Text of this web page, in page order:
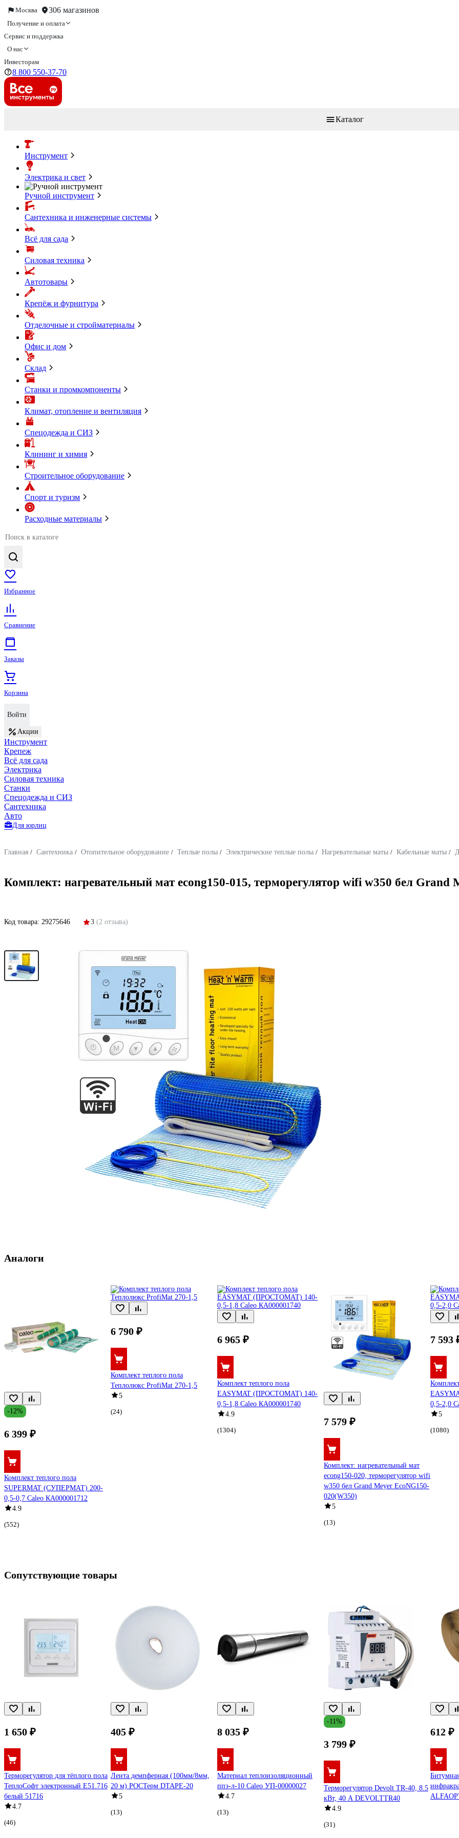
Москва 306 магазинов
Получение и оплата
Сервис и поддержка
О нас
Инвесторам
8 800 550-37-70
Каталог
Инструмент
Электрика и свет
Ручной инструмент
Сантехника и инженерные системы
Всё для сада
Силовая техника
Автотовары
Крепёж и фурнитура
Отделочные и стройматериалы
Офис и дом
Склад
Станки и промкомпоненты
Климат, отопление и вентиляция
Спецодежда и СИЗ
Клининг и химия
Строительное оборудование
Спорт и туризм
Расходные материалы
Избранное
Сравнение
Заказы
Корзина
Войти
Акции
Инструмент
Крепеж
Всё для сада
Электрика
Силовая техника
Станки
Спецодежда и СИЗ
Сантехника
Авто
Для юрлиц
Главная / Сантехника / Отопительное оборудование / Теплые полы / Электрические теплые полы / Нагревательные маты / Кабельные маты /
Комплект: нагревательный мат econg150-015, терморегулятор wifi w350 бел Grand
Код товара: 29275646 3 (2 отзыва)
Аналоги
-12%
6 399 ₽
Комплект теплого пола
SUPERMAT (СУПЕРМАТ) 200-
0,5-0,7 Caleo КА000001712
4.9
(552)
6 790 ₽
Комплект теплого пола
Теплолюкс ProfiMat 270-1,5
5
(24)
6 965 ₽
Комплект теплого пола
EASYMAT (ПРОСТОМАТ) 140-
0,5-1,8 Caleo КА000001740
4.9
(1304)
7 579 ₽
Комплект: нагревательный мат
econg150-020, терморегулятор wifi
w350 бел Grand Meyer EcoNG150-
020(W350)
5
(13)
7 593
0,5-2,0
5
(1080)
Сопутствующие товары
1 650 ₽
Терморегулятор для тёплого пола
ТеплоСофт электронный E51.716
белый 51716
4.7
(46)
405 ₽
Лента демпферная (100мм/8мм,
20 м) РОСТерм DTAPE-20
5
(13)
8 035 ₽
Материал теплоизоляционный
ппэ-л-10 Caleo УП-00000027
4.7
(13)
-11%
3 799 ₽
Терморегулятор Devolt TR-40, 8.5
кВт, 40 А DEVOLTTR40
4.9
(31)
612 ₽